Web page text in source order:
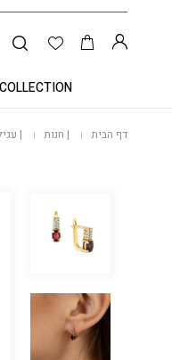
דף הבית | חנות |